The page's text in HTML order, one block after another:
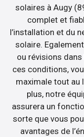
solaires à Augy
complet et
l’installation et du
solaire.
ou révisions dans
ces conditions,
maximale tout au
plus, notre
assurera un
sorte que vous
avantages de